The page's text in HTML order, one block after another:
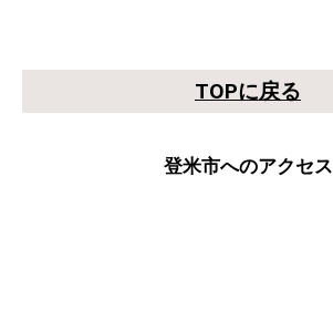
TOPに戻る
登米市へのアクセス